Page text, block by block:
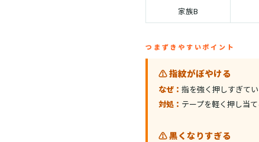
家族B
つまずきやすいポイント
⚠️ 指紋がぼやける
なぜ： 指を強く押しすぎてい
対処： テープを軽く押し当て
⚠️ 黒くなりすぎる